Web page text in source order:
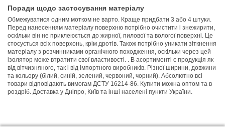
Поради щодо застосування матеріалу
Обмежуватися одним мотком не варто. Краще придбати 3 або 4 штуки.
Перед нанесенням матеріалу поверхню потрібно очистити і знежирити,
оскільки він не приклеюється до жирної, пилової та вологої поверхні. Це
стосується всіх поверхонь, крім дротів. Також потрібно уникати зіткнення
матеріалу з розчинниками органічного походження, оскільки через цей
ізолятор може втратити свої властивості. . В асортименті є продукція як
від вітчизняного, так і від імпортного виробників. Різної ширини, довжини
та кольору (білий, синій, зелений, червоний, чорний). Абсолютно всі
товари відповідають вимогам ДСТУ 16214-86. Купити можна оптом та в
роздріб. Доставка у Дніпро, Київ та інші населені пункти України.